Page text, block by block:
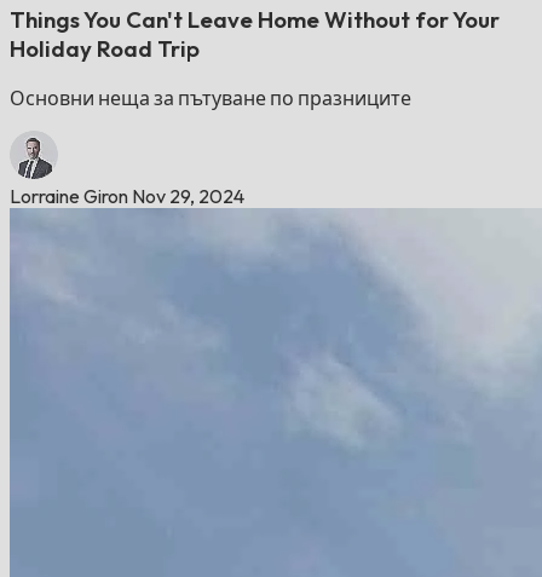
Things You Can't Leave Home Without for Your
Holiday Road Trip
Основни неща за пътуване по празниците
Lorraine Giron Nov 29, 2024